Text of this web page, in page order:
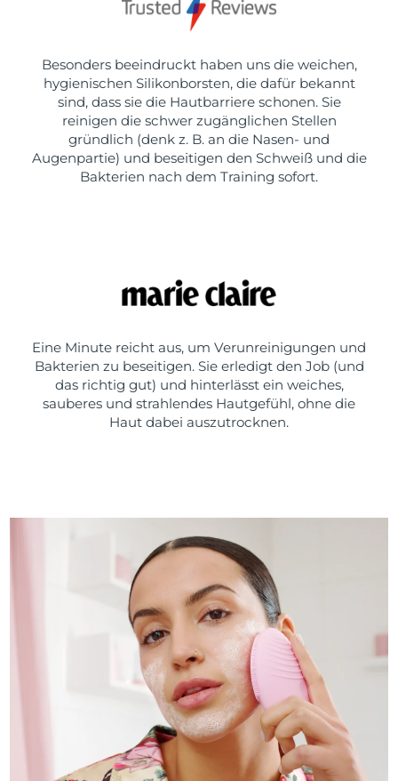
Besonders beeindruckt haben uns die weichen,
hygienischen Silikonborsten, die dafür bekannt
sind, dass sie die Hautbarriere schonen. Sie
reinigen die schwer zugänglichen Stellen
gründlich (denk z. B. an die Nasen- und
Augenpartie) und beseitigen den Schweiß und die
Bakterien nach dem Training sofort.
Eine Minute reicht aus, um Verunreinigungen und
Bakterien zu beseitigen. Sie erledigt den Job (und
das richtig gut) und hinterlässt ein weiches,
sauberes und strahlendes Hautgefühl, ohne die
Haut dabei auszutrocknen.